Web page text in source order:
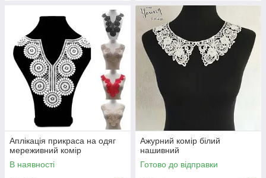
Аплікація прикраса на одяг
мереживний комір
В наявності
Ажурний комір білий
нашивний
Готово до відправки